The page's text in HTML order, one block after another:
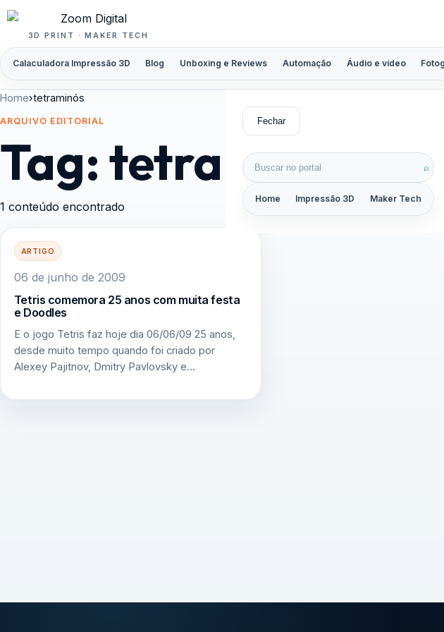
Pular para o conteúdo
3D PRINT · MAKER TECH
Calaculadora Impressão 3D Blog Unboxing e Reviews Automação Áudio e vídeo
Fechar
Buscar por: ⌕
Home Impressão 3D Maker Tech
Home›tetraminós
ARQUIVO EDITORIAL
Tag:tetraminós
1 conteúdo encontrado
ARTIGO
06 de junho de 2009
Tetris comemora 25 anos com muita festa
e Doodles
E o jogo Tetris faz hoje dia 06/06/09 25 anos,
desde muito tempo quando foi criado por
Alexey Pajitnov, Dmitry Pavlovsky e…